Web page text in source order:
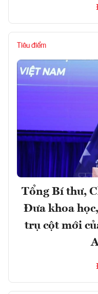
Tiêu điểm
Tổng Bí thư,
Đưa khoa
trụ cột mới